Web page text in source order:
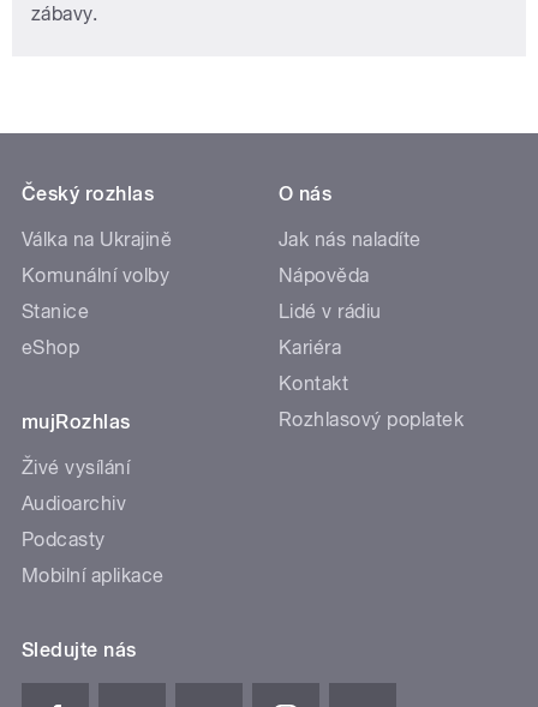
zábavy.
Český rozhlas
Válka na Ukrajině
Komunální volby
Stanice
eShop
mujRozhlas
Živé vysílání
Audioarchiv
Podcasty
Mobilní aplikace
O nás
Jak nás naladíte
Nápověda
Lidé v rádiu
Kariéra
Kontakt
Rozhlasový poplatek
Sledujte nás